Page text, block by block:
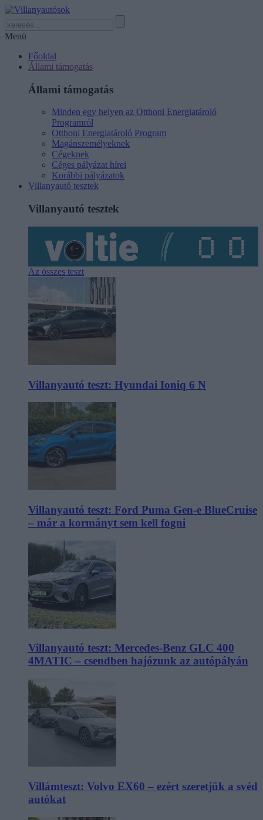
Menü
Főoldal
Állami támogatás
Állami támogatás
Minden egy helyen az Otthoni Energiatároló
Programról
Otthoni Energiatároló Program
Magánszemélyeknek
Cégeknek
Céges pályázat hírei
Korábbi pályázatok
Villanyautó tesztek
Villanyautó tesztek
Az összes teszt
Villanyautó teszt: Hyundai Ioniq 6 N
Villanyautó teszt: Ford Puma Gen-e BlueCruise
– már a kormányt sem kell fogni
Villanyautó teszt: Mercedes-Benz GLC 400
4MATIC – csendben hajózunk az autópályán
Villámteszt: Volvo EX60 – ezért szeretjük a svéd
autókat